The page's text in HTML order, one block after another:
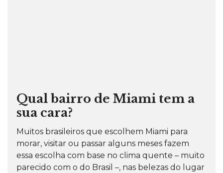
Qual bairro de Miami tem a
sua cara?
Muitos brasileiros que escolhem Miami para
morar, visitar ou passar alguns meses fazem
essa escolha com base no clima quente – muito
parecido com o do Brasil –, nas belezas do lugar